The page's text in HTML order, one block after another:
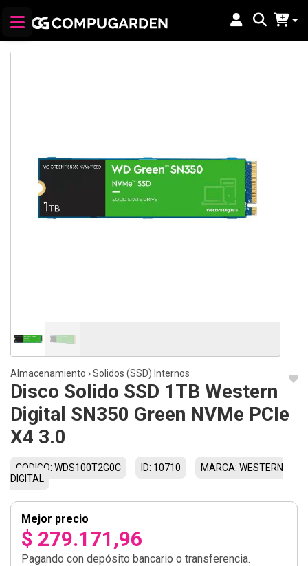
Almacenamiento ›Solidos (SSD) Internos
Disco Solido SSD 1TB Western
Digital SN350 Green NVMe PCIe
X4 3.0
CODIGO: WDS100T2G0C ID: 10710
MARCA: WESTERN
DIGITAL
Mejor precio
$ 279.171,96
Pagando con depósito bancario o transferencia.